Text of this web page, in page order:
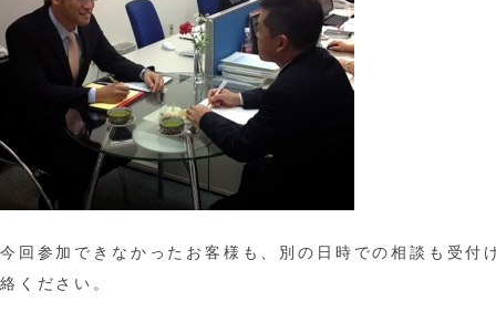
今回参加できなかったお客様も、別の日時での相談も受付
絡ください。